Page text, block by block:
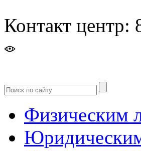
Контакт центр:
Физическим